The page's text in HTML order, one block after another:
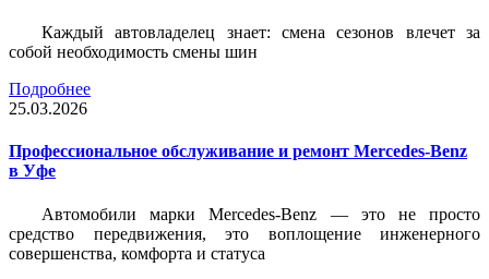
Каждый автовладелец знает: смена сезонов влечет за
собой необходимость смены шин
Подробнее
25.03.2026
Профессиональное обслуживание и ремонт Mercedes-Benz
в Уфе
Автомобили марки Mercedes-Benz — это не просто
средство передвижения, это воплощение инженерного
совершенства, комфорта и статуса